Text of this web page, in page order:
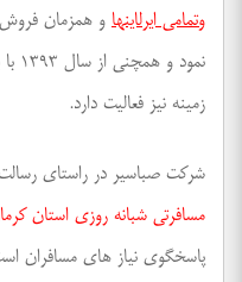
وتمامی ایرلاینهاو همزمان
زمینه نیز فعالیت دارد.
شرکت صباسیر در راستای رسالت
مسافرتی شبانه روزی استان
پاسخگوی نیاز های مسافران